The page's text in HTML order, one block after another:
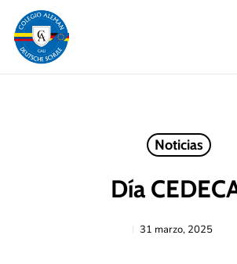
main
content
Noticias
Día
31 marzo, 2025